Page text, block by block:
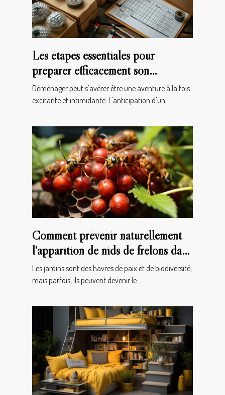
Les étapes essentiales pour
préparer efficacement son
déménagement
Déménager peut s'avérer être une aventure à la fois
excitante et intimidante. L'anticipation d'un...
Comment prévenir naturellement
l'apparition de nids de frelons dans
votre jardin
Les jardins sont des havres de paix et de biodiversité,
mais parfois, ils peuvent devenir le...